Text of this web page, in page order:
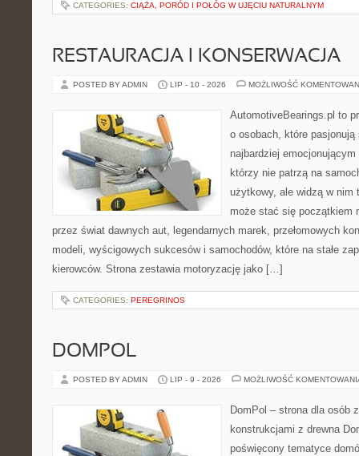
CATEGORIES: CIĄŻA, PORÓD I POŁÓG W UJĘCIU NATURALNYM
RESTAURACJA I KONSERWACJA
POSTED BY ADMIN LIP - 10 - 2026 MOŻLIWOŚĆ
AutomotiveBearings.pl to
o osobach, które
najbardziej
którzy nie patrzą na
użytkowy, ale widzą w nim
może stać się początkiem
przez świat dawnych aut, legendarnych marek, przełomowych
modeli, wyścigowych sukcesów i samochodów, które na stałe
kierowców. Strona zestawia motoryzację jako […]
CATEGORIES: PEREGRINOS
DOMPOL
POSTED BY ADMIN LIP - 9 - 2026 MOŻLIWOŚĆ
DomPol – strona dla osób
konstrukcjami z drewna
poświęcony tematyce